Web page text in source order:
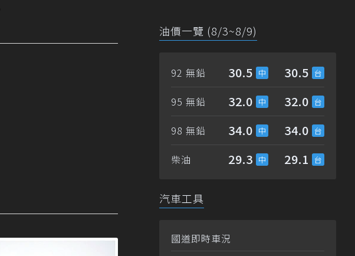
油價一覽 (8/3~8/9)
92 無鉛 30.5 30.5
95 無鉛 32.0 32.0
98 無鉛 34.0 34.0
柴油 29.3 29.1
汽車工具
國道即時車況